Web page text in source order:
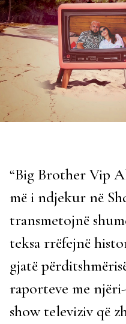
“Big Brother Vip
më i ndjekur në
transmetojnë
teksa rrëfejnë
gjatë
raporteve me
show televiziv që